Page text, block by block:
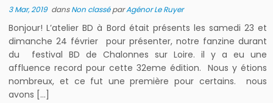
3 Mar, 2019dansNon classéparAgénor Le Ruyer
Bonjour! L’atelier BD à Bord était présents les samedi 23 et
dimanche 24 février pour présenter, notre fanzine durant
du festival BD de Chalonnes sur Loire. il y a eu une
affluence record pour cette 32eme édition. Nous y étions
nombreux, et ce fut une première pour certains. nous
avons […]